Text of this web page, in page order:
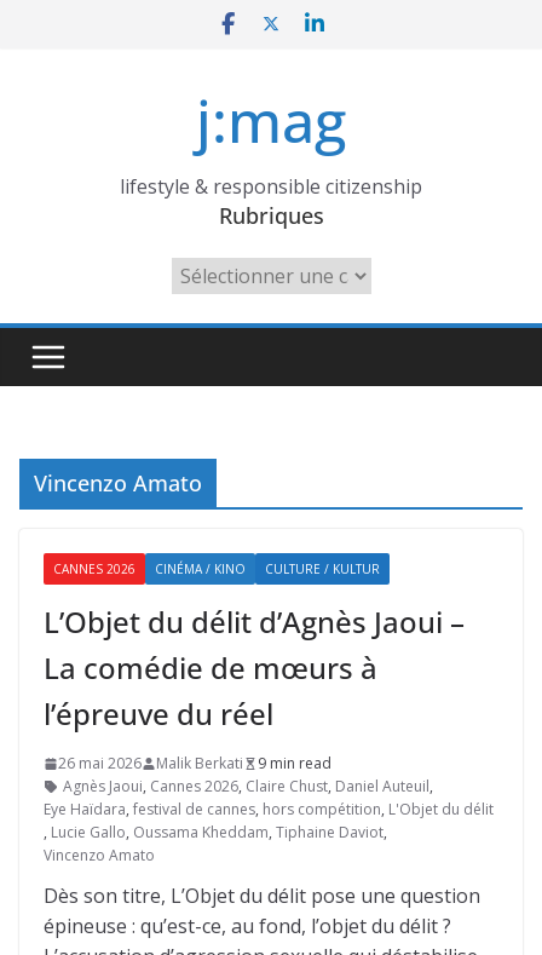
j:mag
lifestyle & responsible citizenship
Rubriques
Rubriques
Vincenzo Amato
CANNES 2026 CINÉMA / KINO CULTURE / KULTUR
L’Objet du délit d’Agnès Jaoui –
La comédie de mœurs à
l’épreuve du réel
26 mai 2026 Malik Berkati
9 min read
Agnès Jaoui, Cannes 2026, Claire Chust, Daniel Auteuil,
Eye Haïdara, festival de cannes, hors compétition, L'Objet du délit
, Lucie Gallo, Oussama Kheddam, Tiphaine Daviot,
Vincenzo Amato
Dès son titre, L’Objet du délit pose une question
épineuse : qu’est-ce, au fond, l’objet du délit ?